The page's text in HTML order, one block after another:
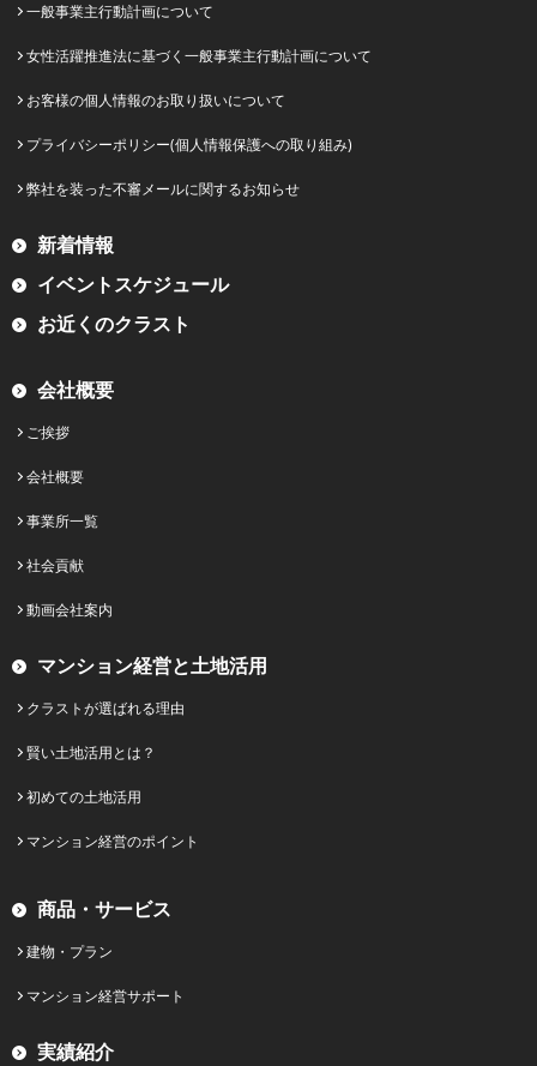
一般事業主行動計画について
女性活躍推進法に基づく一般事業主行動計画について
お客様の個人情報のお取り扱いについて
プライバシーポリシー(個人情報保護への取り組み)
弊社を装った不審メールに関するお知らせ
新着情報
イベントスケジュール
お近くのクラスト
会社概要
ご挨拶
会社概要
事業所一覧
社会貢献
動画会社案内
マンション経営と土地活用
クラストが選ばれる理由
賢い土地活用とは？
初めての土地活用
マンション経営のポイント
商品・サービス
建物・プラン
マンション経営サポート
実績紹介